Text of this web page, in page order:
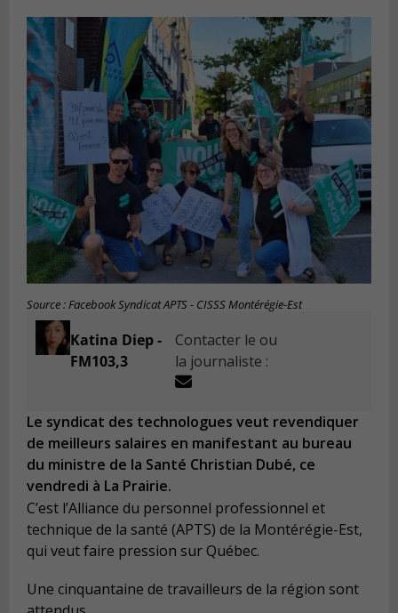
Source : Facebook Syndicat APTS - CISSS Montérégie-Est
Katina Diep -
FM103,3
Contacter le ou
la journaliste :
Le syndicat des technologues veut revendiquer
de meilleurs salaires en manifestant au bureau
du ministre de la Santé Christian Dubé, ce
vendredi à La Prairie.
C’est l’Alliance du personnel professionnel et
technique de la santé (APTS) de la Montérégie-Est,
qui veut faire pression sur Québec.
Une cinquantaine de travailleurs de la région sont